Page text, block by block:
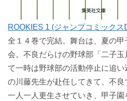
ROOKIES 1 (ジャンプコミックス
全１４巻で完結。舞台は、夏の
会。不良だらけの野球部「二子
て一時は野球部の活動停止に追
の川藤先生が赴任してきて、不
一人一人更生させていき、甲子園